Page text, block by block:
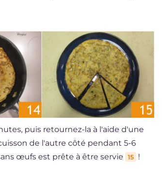
puis retournez-la à l'aide d'une
de l'autre côté pendant 5-6
œufs est prête à être servie 15 !